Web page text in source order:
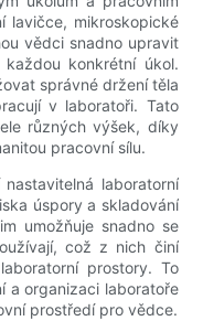
lavičce, mikroskopické
vědci snadno upravit
konkrétní úkol.
správné držení těla
v laboratoři. Tato
různých výšek, díky
pracovní sílu.
laboratorní
úspory a skladování
umožňuje snadno se
což z nich činí
prostory. To
a organizaci laboratoře
prostředí pro vědce.